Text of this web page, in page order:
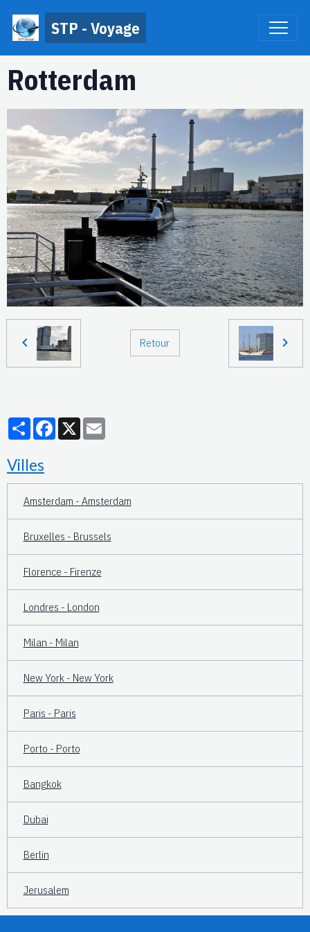
STP - Voyage
Rotterdam
Retour
PartagerFacebook
X
Villes
Amsterdam - Amsterdam
Bruxelles - Brussels
Florence - Firenze
Londres - London
Milan - Milan
New York - New York
Paris - Paris
Porto - Porto
Bangkok
Dubai
Berlin
Jerusalem